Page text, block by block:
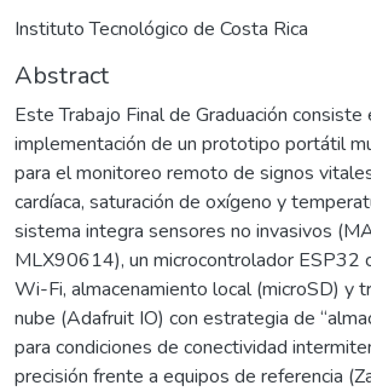
Instituto Tecnológico de Costa Rica
Abstract
Este Trabajo Final de Graduación consiste
implementación de un prototipo portátil
para el monitoreo remoto de signos
cardíaca, saturación de oxígeno y
sistema integra sensores no invasivos
MLX90614), un microcontrolador ESP32
Wi-Fi, almacenamiento local (microSD) y
nube (Adafruit IO) con estrategia de
para condiciones de conectividad
precisión frente a equipos de referencia